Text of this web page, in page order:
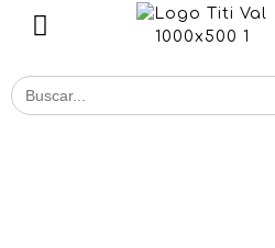
Buscar
for: